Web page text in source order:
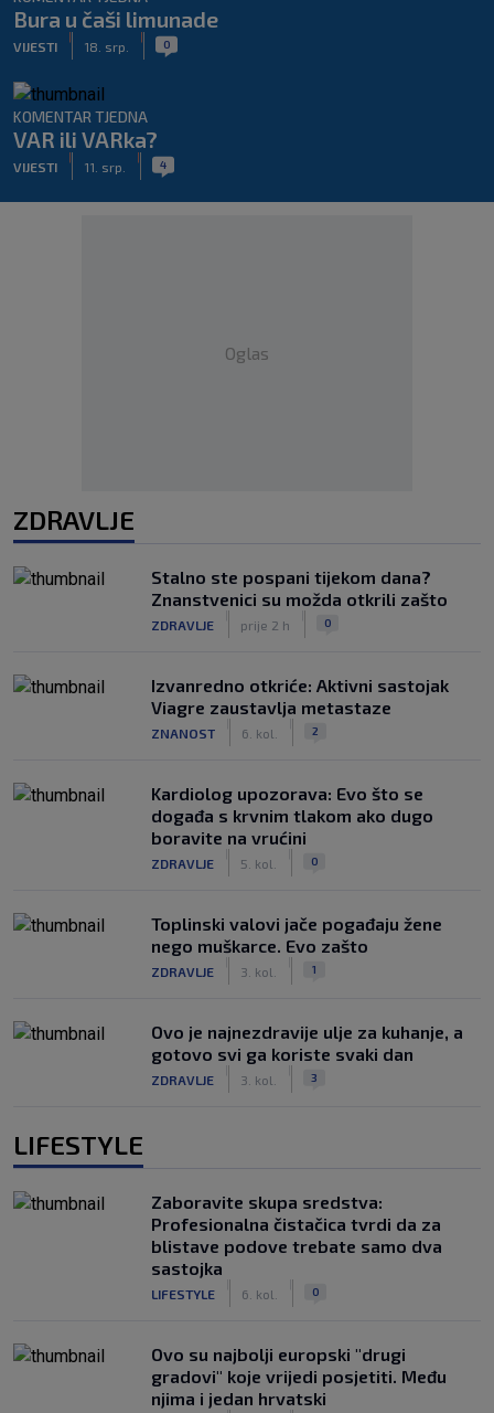
Bura u čaši limunade
VIJESTI 18. srp. 0
KOMENTAR TJEDNA
VAR ili VARka?
VIJESTI 11. srp. 4
Oglas
ZDRAVLJE
Stalno ste pospani tijekom dana?
Znanstvenici su možda otkrili zašto
ZDRAVLJE prije 2 h 0
Izvanredno otkriće: Aktivni sastojak
Viagre zaustavlja metastaze
ZNANOST 6. kol. 2
Kardiolog upozorava: Evo što se
događa s krvnim tlakom ako dugo
boravite na vrućini
ZDRAVLJE 5. kol. 0
Toplinski valovi jače pogađaju žene
nego muškarce. Evo zašto
ZDRAVLJE 3. kol. 1
Ovo je najnezdravije ulje za kuhanje, a
gotovo svi ga koriste svaki dan
ZDRAVLJE 3. kol. 3
LIFESTYLE
Zaboravite skupa sredstva:
Profesionalna čistačica tvrdi da za
blistave podove trebate samo dva
sastojka
LIFESTYLE 6. kol. 0
Ovo su najbolji europski "drugi
gradovi" koje vrijedi posjetiti. Među
njima i jedan hrvatski